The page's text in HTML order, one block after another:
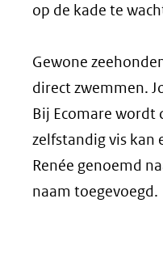
op de kade te
Gewone
direct zwemmen.
Bij Ecomare wordt
zelfstandig vis kan
Renée genoemd
naam toegevoegd.